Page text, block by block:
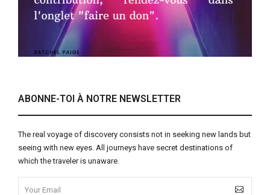
ABONNE-TOI À NOTRE NEWSLETTER
The real voyage of discovery consists not in seeking new lands but
seeing with new eyes. All journeys have secret destinations of
which the traveler is unaware.